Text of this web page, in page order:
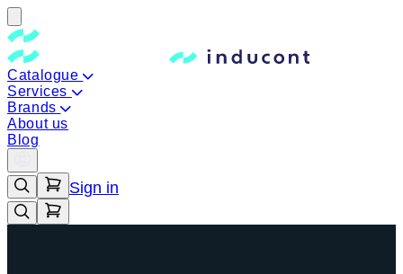
Catalogue
Services
Brands
About us
Blog
Sign in